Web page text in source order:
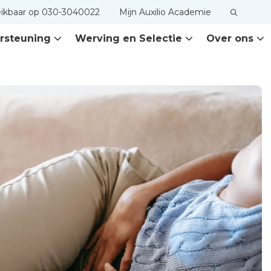
op 030-3040022 Mijn Auxilio Academie
Werving en Selectie Over ons